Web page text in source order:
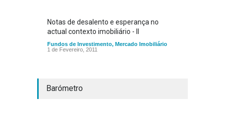
Notas de desalento e esperança no
actual contexto imobiliário - II
Fundos de Investimento, Mercado Imobiliário
1 de Fevereiro, 2011
Barómetro